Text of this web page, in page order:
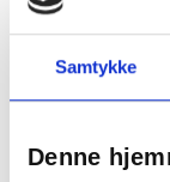
Samtykke
Denne